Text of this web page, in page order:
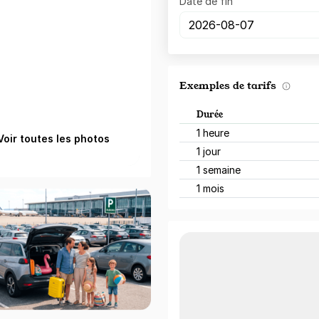
toutes les photos
Exemples de tarifs
Durée
1 heure
1 jour
1 semaine
1 mois